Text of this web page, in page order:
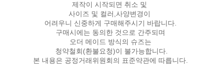
제작이 시작되면 취소 및
사이즈 및 컬러,사양변경이
어려우니 신중하게 구매해주시기 바랍니다.
구매시에는 동의한 것으로 간주되며
오더 메이드 방식의 슈즈는
청약철회(환불요청)이 불가능합니다.
본 내용은 공정거래위원회의 표준약관에 따릅니다.